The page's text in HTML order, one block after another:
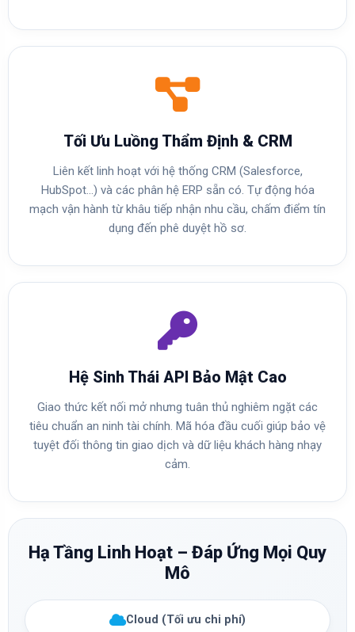
Tối Ưu Luồng Thẩm Định & CRM
Liên kết linh hoạt với hệ thống CRM (Salesforce,
HubSpot...) và các phân hệ ERP sẵn có. Tự động hóa
mạch vận hành từ khâu tiếp nhận nhu cầu, chấm điểm tín
dụng đến phê duyệt hồ sơ.
Hệ Sinh Thái API Bảo Mật Cao
Giao thức kết nối mở nhưng tuân thủ nghiêm ngặt các
tiêu chuẩn an ninh tài chính. Mã hóa đầu cuối giúp bảo vệ
tuyệt đối thông tin giao dịch và dữ liệu khách hàng nhạy
cảm.
Hạ Tầng Linh Hoạt – Đáp Ứng Mọi Quy
Mô
Cloud (Tối ưu chi phí)